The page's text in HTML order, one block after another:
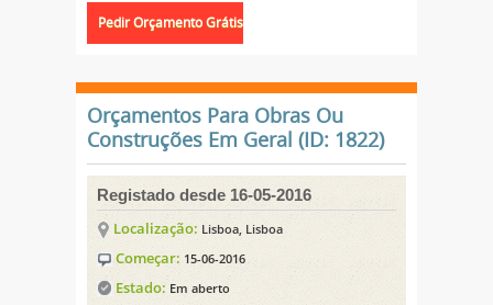
Orçamentos Para Obras Ou
Construções Em Geral (ID: 1822)
Registado desde 16-05-2016
Localização: Lisboa, Lisboa
Começar: 15-06-2016
Estado: Em aberto